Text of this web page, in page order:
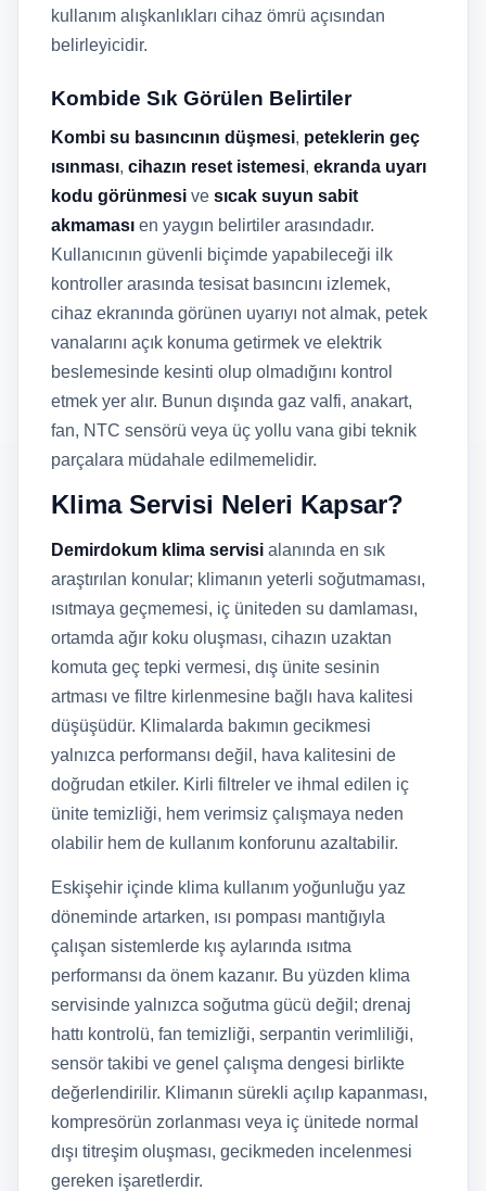
kullanım alışkanlıkları cihaz ömrü açısından
belirleyicidir.
Kombide Sık Görülen Belirtiler
Kombi su basıncının düşmesi, peteklerin geç
ısınması, cihazın reset istemesi, ekranda uyarı
kodu görünmesi ve sıcak suyun sabit
akmaması en yaygın belirtiler arasındadır.
Kullanıcının güvenli biçimde yapabileceği ilk
kontroller arasında tesisat basıncını izlemek,
cihaz ekranında görünen uyarıyı not almak, petek
vanalarını açık konuma getirmek ve elektrik
beslemesinde kesinti olup olmadığını kontrol
etmek yer alır. Bunun dışında gaz valfi, anakart,
fan, NTC sensörü veya üç yollu vana gibi teknik
parçalara müdahale edilmemelidir.
Klima Servisi Neleri Kapsar?
Demirdokum klima servisi alanında en sık
araştırılan konular; klimanın yeterli soğutmaması,
ısıtmaya geçmemesi, iç üniteden su damlaması,
ortamda ağır koku oluşması, cihazın uzaktan
komuta geç tepki vermesi, dış ünite sesinin
artması ve filtre kirlenmesine bağlı hava kalitesi
düşüşüdür. Klimalarda bakımın gecikmesi
yalnızca performansı değil, hava kalitesini de
doğrudan etkiler. Kirli filtreler ve ihmal edilen iç
ünite temizliği, hem verimsiz çalışmaya neden
olabilir hem de kullanım konforunu azaltabilir.
Eskişehir içinde klima kullanım yoğunluğu yaz
döneminde artarken, ısı pompası mantığıyla
çalışan sistemlerde kış aylarında ısıtma
performansı da önem kazanır. Bu yüzden klima
servisinde yalnızca soğutma gücü değil; drenaj
hattı kontrolü, fan temizliği, serpantin verimliliği,
sensör takibi ve genel çalışma dengesi birlikte
değerlendirilir. Klimanın sürekli açılıp kapanması,
kompresörün zorlanması veya iç ünitede normal
dışı titreşim oluşması, gecikmeden incelenmesi
gereken işaretlerdir.